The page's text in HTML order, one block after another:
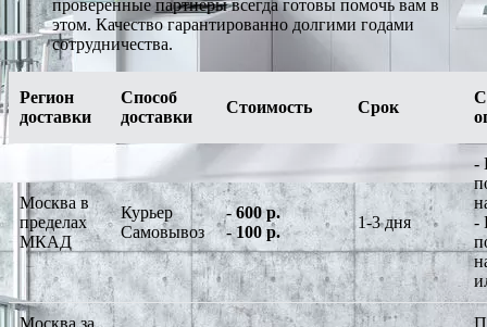
проверенные партнеры всегда готовы помочь вам в
этом. Качество гарантированно долгими годами
сотрудничества.
Регион
доставки
Способ
доставки
Стоимость Срок
Москва в
пределах
МКАД
Курьер
Самовывоз
-600 р.
-100 р.
1-3 дня
-
-
Москва за